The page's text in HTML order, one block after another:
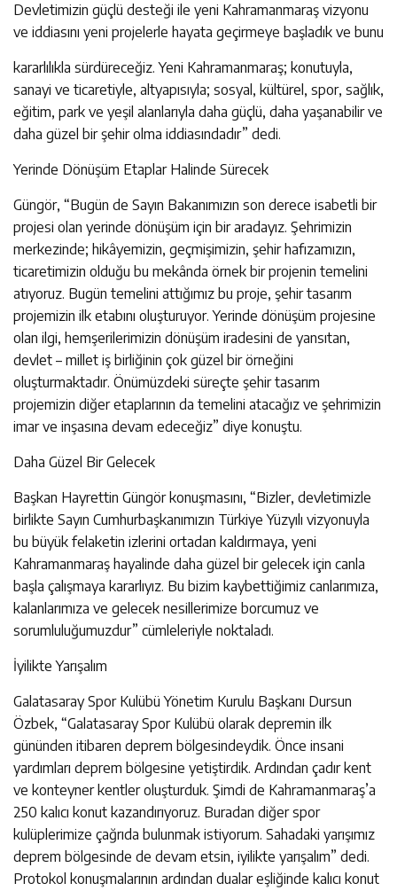
Devletimizin güçlü desteği ile yeni Kahramanmaraş vizyonu
ve iddiasını yeni projelerle hayata geçirmeye başladık ve bunu
kararlılıkla sürdüreceğiz. Yeni Kahramanmaraş; konutuyla,
sanayi ve ticaretiyle, altyapısıyla; sosyal, kültürel, spor, sağlık,
eğitim, park ve yeşil alanlarıyla daha güçlü, daha yaşanabilir ve
daha güzel bir şehir olma iddiasındadır” dedi.
Yerinde Dönüşüm Etaplar Halinde Sürecek
Güngör, “Bugün de Sayın Bakanımızın son derece isabetli bir
projesi olan yerinde dönüşüm için bir aradayız. Şehrimizin
merkezinde; hikâyemizin, geçmişimizin, şehir hafızamızın,
ticaretimizin olduğu bu mekânda örnek bir projenin temelini
atıyoruz. Bugün temelini attığımız bu proje, şehir tasarım
projemizin ilk etabını oluşturuyor. Yerinde dönüşüm projesine
olan ilgi, hemşerilerimizin dönüşüm iradesini de yansıtan,
devlet – millet iş birliğinin çok güzel bir örneğini
oluşturmaktadır. Önümüzdeki süreçte şehir tasarım
projemizin diğer etaplarının da temelini atacağız ve şehrimizin
imar ve inşasına devam edeceğiz” diye konuştu.
Daha Güzel Bir Gelecek
Başkan Hayrettin Güngör konuşmasını, “Bizler, devletimizle
birlikte Sayın Cumhurbaşkanımızın Türkiye Yüzyılı vizyonuyla
bu büyük felaketin izlerini ortadan kaldırmaya, yeni
Kahramanmaraş hayalinde daha güzel bir gelecek için canla
başla çalışmaya kararlıyız. Bu bizim kaybettiğimiz canlarımıza,
kalanlarımıza ve gelecek nesillerimize borcumuz ve
sorumluluğumuzdur” cümleleriyle noktaladı.
İyilikte Yarışalım
Galatasaray Spor Kulübü Yönetim Kurulu Başkanı Dursun
Özbek, “Galatasaray Spor Kulübü olarak depremin ilk
gününden itibaren deprem bölgesindeydik. Önce insani
yardımları deprem bölgesine yetiştirdik. Ardından çadır kent
ve konteyner kentler oluşturduk. Şimdi de Kahramanmaraş’a
250 kalıcı konut kazandırıyoruz. Buradan diğer spor
kulüplerimize çağrıda bulunmak istiyorum. Sahadaki yarışımız
deprem bölgesinde de devam etsin, iyilikte yarışalım” dedi.
Protokol konuşmalarının ardından dualar eşliğinde kalıcı konut